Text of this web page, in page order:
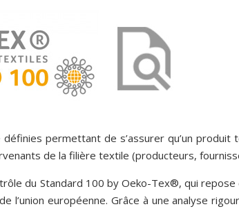
permettant de s’assurer qu’un
de la filière textile (producteurs,
du Standard 100 by Oeko-Tex®, qui repose
européenne. Grâce à une analyse